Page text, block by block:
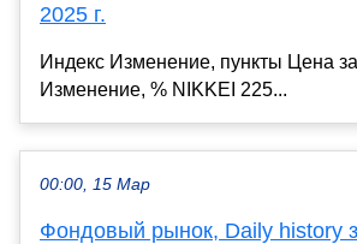
2025 г.
Индекс Изменение, пункты Цена
Изменение, % NIKKEI 225...
00:00, 15 Мар
Фондовый рынок, Daily history